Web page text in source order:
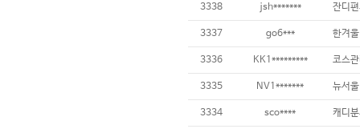
3338 jsh******* 잔디
3337 go6***
3336 KK1*********
3335 NV1******* 뉴서
3334 sco****